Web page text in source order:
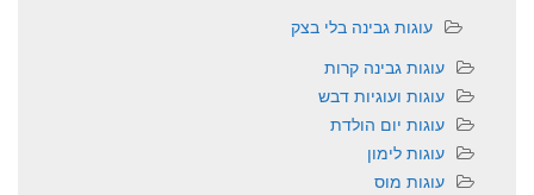
עוגות גבינה בלי בצק
עוגות גבינה קרות
עוגות ועוגיות דבש
עוגות יום הולדת
עוגות לימון
עוגות מוס